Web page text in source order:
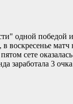
одной
матч
сете
заработала 3